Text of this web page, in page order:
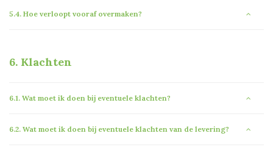
5.4. Hoe verloopt vooraf overmaken?
6. Klachten
6.1. Wat moet ik doen bij eventuele klachten?
6.2. Wat moet ik doen bij eventuele klachten van de levering?